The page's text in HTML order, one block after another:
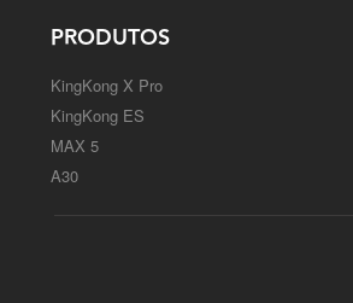
PRODUTOS
KingKong X Pro
KingKong ES
MAX 5
A30